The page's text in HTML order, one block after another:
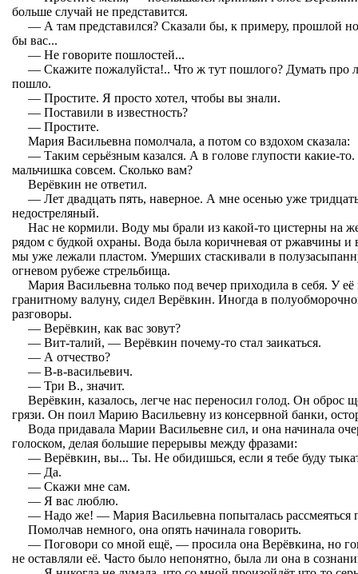
больше случай не представится.
— А там представился? Сказали бы, к примеру, прошлой
бы вас...
— Не говорите пошлостей...
— Скажите пожалуйста!.. Что ж тут пошлого? Думать про
пошло.
— Простите. Я просто хотел, чтобы вы знали.
— Поставили в известность?
— Простите.
Мария Васильевна помолчала, а потом со вздохом сказала:
— Таким серьёзным казался. А в голове глупости какие-
мальчишка совсем. Сколько вам?
Верёвкин не ответил.
— Лет двадцать пять, наверное. А мне осенью уже
недостреляный.
Нас не кормили. Воду мы брали из какой-то цистерны на
рядом с будкой охраны. Вода была коричневая от ржавчины и
мы уже лежали пластом. Умерших стаскивали в
огневом рубеже стрельбища.
Мария Васильевна только под вечер приходила в себя. У её
гранитному валуну, сидел Верёвкин. Иногда в
разговоры.
— Верёвкин, как вас зовут?
— Вит-талий, — Верёвкин почему-то стал заикаться.
— А отчество?
— В-в-васильевич.
— Три В., значит.
Верёвкин, казалось, легче нас переносил голод. Он оброс
грязи. Он поил Марию Васильевну из консервной банки,
Вода придавала Марии Васильевне сил, и она начинала
голоском, делая большие перерывы между фразами:
— Верёвкин, вы... Ты. Не обидишься, если я тебе буду
— Да.
— Скажи мне сам.
— Я вас люблю.
— Надо же! — Мария Васильевна попыталась рассмеяться
Помолчав немного, она опять начинала говорить.
— Поговори со мной ещё, — просила она Верёвкина, но
не оставляли её. Часто было непонятно, была ли она в